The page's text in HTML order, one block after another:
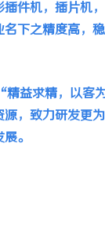
件机，插片机
下之精度高，
求精，以客
，致力研发更
。